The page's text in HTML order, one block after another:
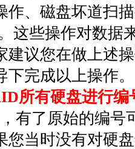
作、磁盘坏道扫
这些操作对数据
建议您在做上述
下完成以上操作
所有硬盘进行编
有了原始的编号
您当时没有对硬